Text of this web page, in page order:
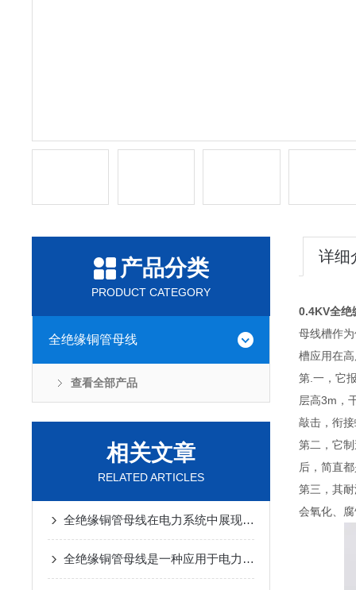
产品分类
PRODUCT CATEGORY
全绝缘铜管母线
查看全部产品
相关文章
RELATED ARTICLES
全绝缘铜管母线在电力系统中展现出了巨大优势
全绝缘铜管母线是一种应用于电力系统中高电压等级的电气设备
详细
0.4KV全绝
母线槽作
槽应用在
第.一，它
层高3m，
敲击，衔
第二，它
后，简直
第三，其
会氧化、